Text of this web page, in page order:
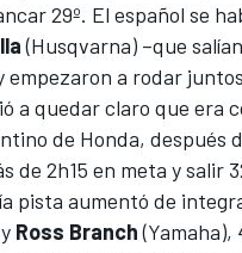
29º. El español se
(Husqvarna) –que
empezaron a rodar
a quedar claro que era
de Honda, después
de 2h15 en meta y salir
pista aumentó de
Ross Branch(Yamaha),